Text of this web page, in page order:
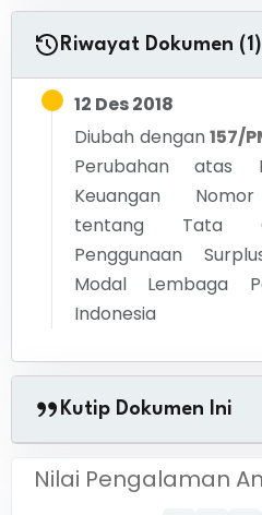
Riwayat Dokumen (1)
12 Des 2018
Diubah dengan 157/
Perubahan atas
Keuangan Nomor
tentang Tata
Penggunaan
Modal Lembaga
Indonesia
Kutip Dokumen Ini
Nilai Pengalaman